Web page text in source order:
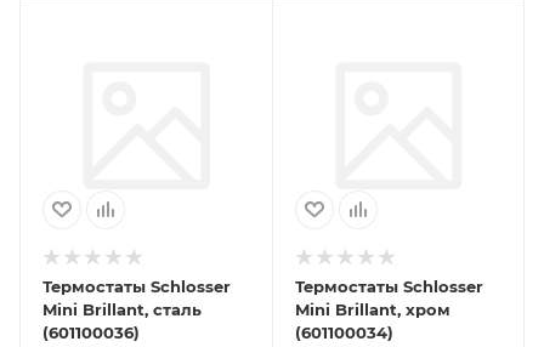
Термостаты Schlosser
Mini Brillant, сталь
(601100036)
Термостаты Schlosser
Mini Brillant, хром
(601100034)